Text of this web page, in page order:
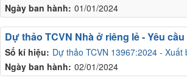
Ngày ban hành: 01/01/2024
Số kí hiệu: Dự thảo TCVN 13967:2024 - Xuất
Ngày ban hành: 02/01/2024
Dự thảo TCVN Nhà ở riêng lẻ - Yêu